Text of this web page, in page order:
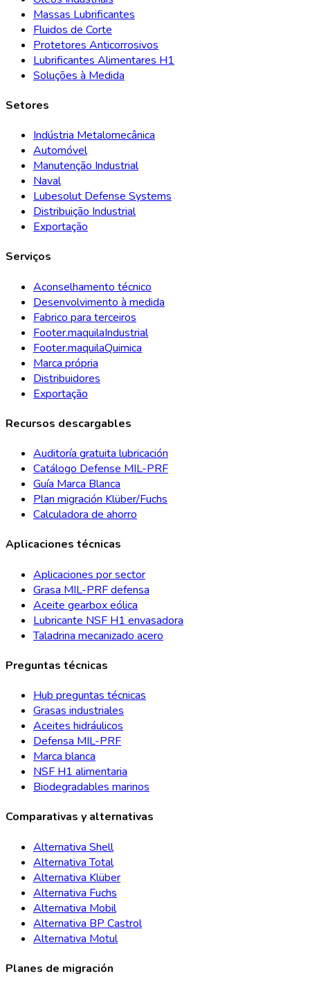
Massas Lubrificantes
Fluidos de Corte
Protetores Anticorrosivos
Lubrificantes Alimentares H1
Soluções à Medida
Setores
Indústria Metalomecânica
Automóvel
Manutenção Industrial
Naval
Lubesolut Defense Systems
Distribuição Industrial
Exportação
Serviços
Aconselhamento técnico
Desenvolvimento à medida
Fabrico para terceiros
Footer.maquilaIndustrial
Footer.maquilaQuimica
Marca própria
Distribuidores
Exportação
Recursos descargables
Auditoría gratuita lubricación
Catálogo Defense MIL-PRF
Guía Marca Blanca
Plan migración Klüber/Fuchs
Calculadora de ahorro
Aplicaciones técnicas
Aplicaciones por sector
Grasa MIL-PRF defensa
Aceite gearbox eólica
Lubricante NSF H1 envasadora
Taladrina mecanizado acero
Preguntas técnicas
Hub preguntas técnicas
Grasas industriales
Aceites hidráulicos
Defensa MIL-PRF
Marca blanca
NSF H1 alimentaria
Biodegradables marinos
Comparativas y alternativas
Alternativa Shell
Alternativa Total
Alternativa Klüber
Alternativa Fuchs
Alternativa Mobil
Alternativa BP Castrol
Alternativa Motul
Planes de migración